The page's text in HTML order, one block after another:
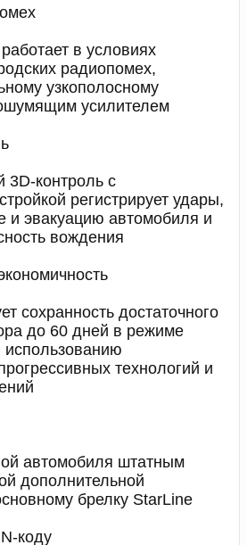
в условиях
радиопомех,
узкополосному
усилителем
3D-контроль с
регистрирует удары,
и эвакуацию автомобиля и
вождения
сохранность достаточного
до 60 дней в режиме
технологий и
автомобиля штатным
дополнительной
брелку StarLine
коду